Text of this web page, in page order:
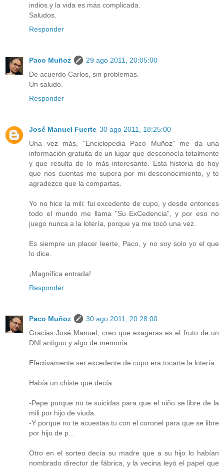
indios y la vida es más complicada.
Saludos.
Responder
Paco Muñoz
29 ago 2011, 20:05:00
De acuerdo Carlos, sin problemas.
Un saludo.
Responder
José Manuel Fuerte 30 ago 2011, 18:25:00
Una vez más, "Enciclopedia Paco Muñoz" me da una
información gratuita de un lugar que desconocía totalmente
y que resulta de lo más interesante. Esta historia de hoy
que nos cuentas me supera por mi desconocimiento, y te
agradezco que la compartas.
Yo no hice la mili: fui excedente de cupo, y desde entonces
todo el mundo me llama "Su ExCedencia", y por eso no
juego nunca a la lotería, porque ya me tocó una vez.
Es siempre un placer leerte, Paco, y no soy solo yo el que
lo dice.
¡Magnífica entrada!
Responder
Paco Muñoz
30 ago 2011, 20:28:00
Gracias José Manuel, creo que exageras es el fruto de un
DNI antiguo y algo de memoria.
Efectivamente ser excedente de cupo era tocarte la lotería.
Había un chiste que decía:
-Pepe porque no te suicidas para que el niño se libre de la
mili por hijo de viuda.
-Y porque no te acuestas tu con el coronel para que se libre
por hijo de p...
Otro en el sorteo decía su madre que a su hijo lo habían
nombrado director de fábrica, y la vecina leyó el papel que